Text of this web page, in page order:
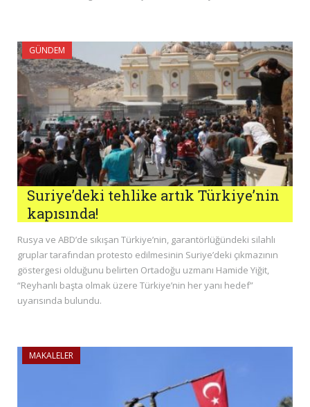
GÜNDEM
Suriye’deki tehlike artık Türkiye’nin
kapısında!
Rusya ve ABD’de sıkışan Türkiye’nin, garantörlüğündeki silahlı
gruplar tarafından protesto edilmesinin Suriye’deki çıkmazının
göstergesi olduğunu belirten Ortadoğu uzmanı Hamide Yiğit,
“Reyhanlı başta olmak üzere Türkiye’nin her yanı hedef”
uyarısında bulundu.
MAKALELER